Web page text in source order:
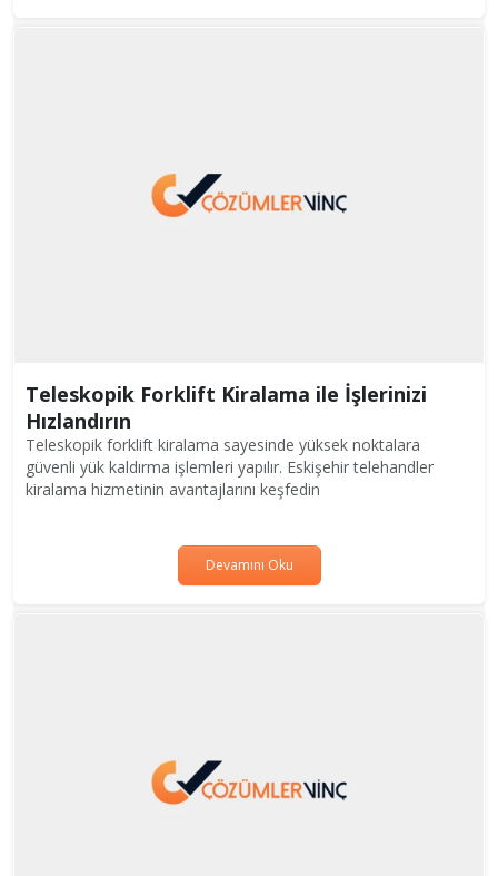
Teleskopik Forklift Kiralama ile İşlerinizi
Hızlandırın
Teleskopik forklift kiralama sayesinde yüksek noktalara
güvenli yük kaldırma işlemleri yapılır. Eskişehir telehandler
kiralama hizmetinin avantajlarını keşfedin
Devamını Oku